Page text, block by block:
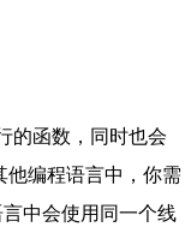
的函数，同时也会
他编程语言中，你需
中会使用同一个线